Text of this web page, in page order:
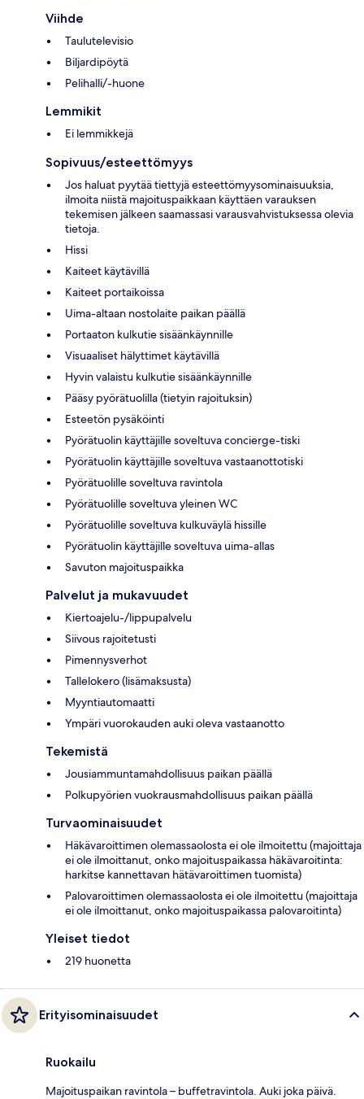
Viihde
Taulutelevisio
Biljardipöytä
Pelihalli/-huone
Lemmikit
Ei lemmikkejä
Sopivuus/esteettömyys
Jos haluat pyytää tiettyjä esteettömyysominaisuuksia,
ilmoita niistä majoituspaikkaan käyttäen varauksen
tekemisen jälkeen saamassasi varausvahvistuksessa olevia
tietoja.
Hissi
Kaiteet käytävillä
Kaiteet portaikoissa
Uima-altaan nostolaite paikan päällä
Portaaton kulkutie sisäänkäynnille
Visuaaliset hälyttimet käytävillä
Hyvin valaistu kulkutie sisäänkäynnille
Pääsy pyörätuolilla (tietyin rajoituksin)
Esteetön pysäköinti
Pyörätuolin käyttäjille soveltuva concierge-tiski
Pyörätuolin käyttäjille soveltuva vastaanottotiski
Pyörätuolille soveltuva ravintola
Pyörätuolille soveltuva yleinen WC
Pyörätuolille soveltuva kulkuväylä hissille
Pyörätuolin käyttäjille soveltuva uima-allas
Savuton majoituspaikka
Palvelut ja mukavuudet
Kiertoajelu-/lippupalvelu
Siivous rajoitetusti
Pimennysverhot
Tallelokero (lisämaksusta)
Myyntiautomaatti
Ympäri vuorokauden auki oleva vastaanotto
Tekemistä
Jousiammuntamahdollisuus paikan päällä
Polkupyörien vuokrausmahdollisuus paikan päällä
Turvaominaisuudet
Häkävaroittimen olemassaolosta ei ole ilmoitettu (majoittaja
ei ole ilmoittanut, onko majoituspaikassa häkävaroitinta:
harkitse kannettavan hätävaroittimen tuomista)
Palovaroittimen olemassaolosta ei ole ilmoitettu (majoittaja
ei ole ilmoittanut, onko majoituspaikassa palovaroitinta)
Yleiset tiedot
219 huonetta
Erityisominaisuudet
Ruokailu
Majoituspaikan ravintola – buffetravintola. Auki joka päivä.